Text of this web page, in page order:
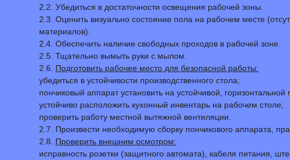
2.2. Убедиться в достаточности освещения рабочей зоны.
2.3. Оценить визуально состояние пола на рабочем месте
материалов).
2.4. Обеспечить наличие свободных проходов в рабочей зоне.
2.5. Тщательно вымыть руки с мылом.
2.6. Подготовить рабочее место для безопасной работы:
убедиться в устойчивости производственного стола;
пончиковый аппарат установить на устойчивой,
устойчиво расположить кухонный инвентарь на рабочем столе;
проверить работу местной вытяжной вентиляции.
2.7. Произвести необходимую сборку пончикового аппарата,
2.8. Проверить внешним осмотром:
исправность розетки (защитного автомата), кабеля питания,